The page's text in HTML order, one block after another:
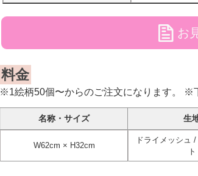
file お
料金
※1絵柄50個〜からのご注文になります。 ※
名称・サイズ 生
W62cm × H32cm
ドライメッシュ
ト